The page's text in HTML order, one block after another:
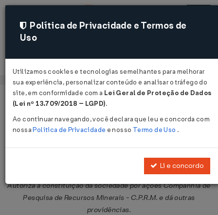
Acessar
Página Inicial Legislações
Decreto-Lei nº 764 de 15/08/1969
Publicado no DOU em 15 ago 1969
Autoriza a constituição da sociedade por ações Companhia de
Pesquisa de Recursos Minerais - C.P.R.M. e dá outras
providências.
Política de Privacidade e Termos de
Uso
Utilizamos cookies e tecnologias semelhantes para melhorar
sua experiência, personalizar conteúdo e analisar o tráfego do
site, em conformidade com a Lei Geral de Proteção de Dados
(Lei nº 13.709/2018 – LGPD).
Ao continuar navegando, você declara que leu e concorda com
nossaPolítica de Privacidade e nosso Termo de Uso .
Li e concordo